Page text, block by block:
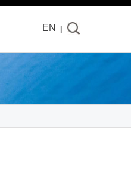
EN